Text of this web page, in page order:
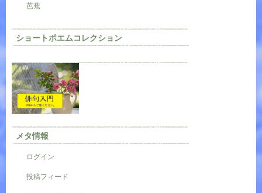
芭蕉
ショートポエムコレクション
メタ情報
ログイン
投稿フィード